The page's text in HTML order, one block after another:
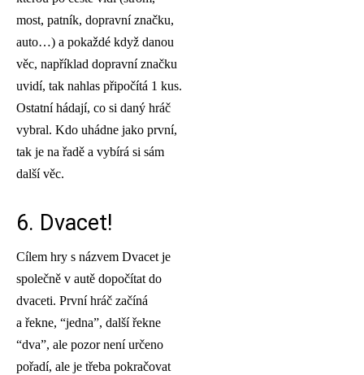
most, patník, dopravní značku,
auto…) a pokaždé když danou
věc, například dopravní značku
uvidí, tak nahlas připočítá 1 kus.
Ostatní hádají, co si daný hráč
vybral. Kdo uhádne jako první,
tak je na řadě a vybírá si sám
další věc.
6. Dvacet!
Cílem hry s názvem Dvacet je
společně v autě dopočítat do
dvaceti. První hráč začíná
a řekne, “jedna”, další řekne
“dva”, ale pozor není určeno
pořadí, ale je třeba pokračovat